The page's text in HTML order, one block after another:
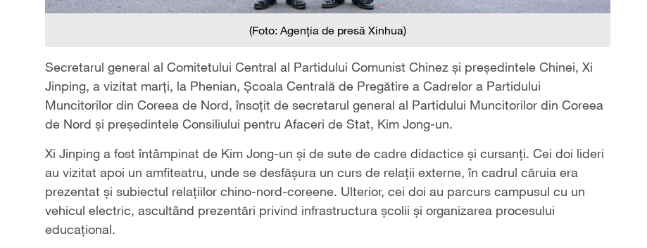
(Foto: Agenția de presă Xinhua)
Secretarul general al Comitetului Central al Partidului Comunist Chinez și președintele Chinei, Xi
Jinping, a vizitat marți, la Phenian, Școala Centrală de Pregătire a Cadrelor a Partidului
Muncitorilor din Coreea de Nord, însoțit de secretarul general al Partidului Muncitorilor din Coreea
de Nord și președintele Consiliului pentru Afaceri de Stat, Kim Jong-un.
Xi Jinping a fost întâmpinat de Kim Jong-un și de sute de cadre didactice și cursanți. Cei doi lideri
au vizitat apoi un amfiteatru, unde se desfășura un curs de relații externe, în cadrul căruia era
prezentat și subiectul relațiilor chino-nord-coreene. Ulterior, cei doi au parcurs campusul cu un
vehicul electric, ascultând prezentări privind infrastructura școlii și organizarea procesului
educațional.